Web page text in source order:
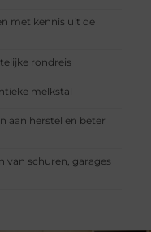
met kennis uit de
rondreis
melkstal
aan herstel en beter
van schuren, garages